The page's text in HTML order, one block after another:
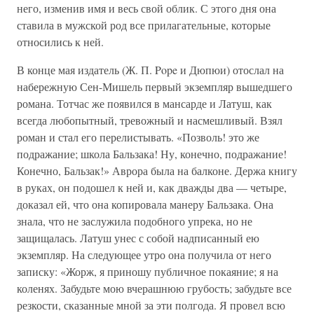
него, изменив имя и весь свой облик. С этого дня она
ставила в мужской род все прилагательные, которые
относились к ней.
В конце мая издатель (Ж. П. Pope и Дюпюи) отослал на
набережную Сен-Мишель первый экземпляр вышедшего
романа. Тотчас же появился в мансарде и Латуш, как
всегда любопытный, тревожный и насмешливый. Взял
роман и стал его перелистывать. «Позволь! это же
подражание; школа Бальзака! Ну, конечно, подражание!
Конечно, Бальзак!» Аврора была на балконе. Держа книгу
в руках, он подошел к ней и, как дважды два — четыре,
доказал ей, что она копировала манеру Бальзака. Она
знала, что не заслужила подобного упрека, но не
защищалась. Латуш унес с собой надписанный ею
экземпляр. На следующее утро она получила от него
записку: «Жорж, я приношу публичное покаяние; я на
коленях. Забудьте мою вчерашнюю грубость; забудьте все
резкости, сказанные мной за эти полгода. Я провел всю